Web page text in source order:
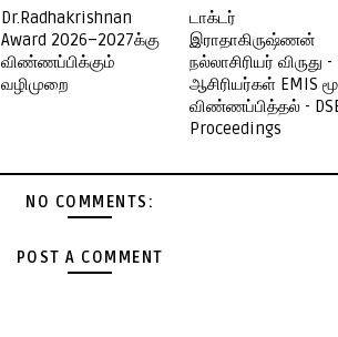
Dr.Radhakrishnan
Award 2026–2027க்கு
விண்ணப்பிக்கும்
வழிமுறை
டாக்டர்
இராதாகிருஷ்ணன்
நல்லாசிரியர் விருது -
ஆசிரியர்கள் EMIS
விண்ணப்பித்தல் -
Proceedings
NO COMMENTS:
POST A COMMENT